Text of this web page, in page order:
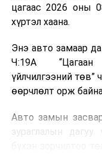
байна.
гарсан үнснээс
ашигладаг бол
боловсруулах
Ийнхүү лаг
цагаас 2026 оны
хүртэл хаана.
Энэ авто замаар
Ч:19А “Цагаан
үйлчилгээний төв”
өөрчлөлт орж
Авто замын
зураглалын